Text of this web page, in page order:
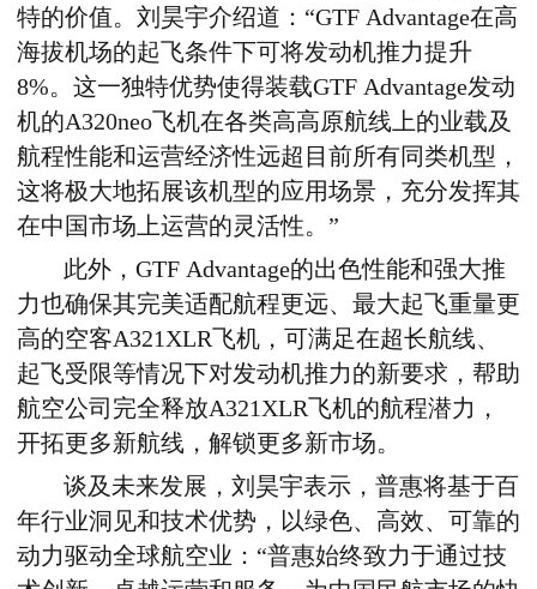
特的价值。刘昊宇介绍道：“GTF Advantage在高
海拔机场的起飞条件下可将发动机推力提升
8%。这一独特优势使得装载GTF Advantage发动
机的A320neo飞机在各类高高原航线上的业载及
航程性能和运营经济性远超目前所有同类机型，
这将极大地拓展该机型的应用场景，充分发挥其
在中国市场上运营的灵活性。”
此外，GTF Advantage的出色性能和强大推
力也确保其完美适配航程更远、最大起飞重量更
高的空客A321XLR飞机，可满足在超长航线、
起飞受限等情况下对发动机推力的新要求，帮助
航空公司完全释放A321XLR飞机的航程潜力，
开拓更多新航线，解锁更多新市场。
谈及未来发展，刘昊宇表示，普惠将基于百
年行业洞见和技术优势，以绿色、高效、可靠的
动力驱动全球航空业：“普惠始终致力于通过技